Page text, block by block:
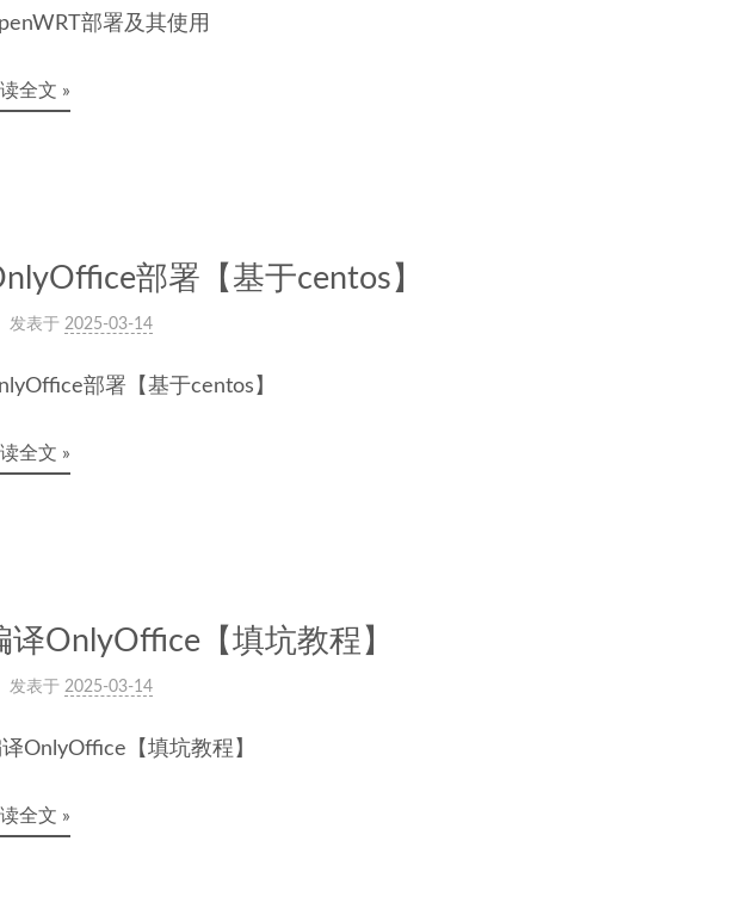
部署及其使用
全文 »
部署【基于centos】
发表于 2025-03-14
部署【基于centos】
全文 »
译OnlyOffice【填坑教程】
发表于 2025-03-14
OnlyOffice【填坑教程】
全文 »